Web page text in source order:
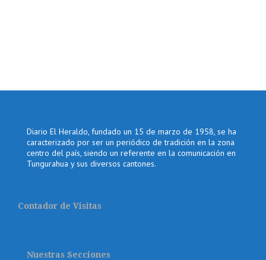
Diario El Heraldo, fundado un 15 de marzo de 1958, se ha
caracterizado por ser un periódico de tradición en la zona
centro del país, siendo un referente en la comunicación en
Tungurahua y sus diversos cantones.
Contador de Visitas
Nuestras Secciones